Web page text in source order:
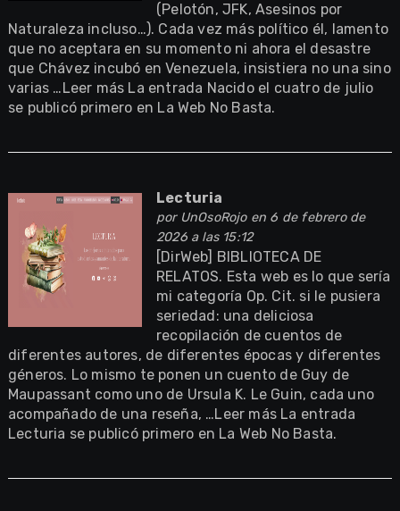
(Pelotón, JFK, Asesinos por
Naturaleza incluso…). Cada vez más político él, lamento
que no aceptara en su momento ni ahora el desastre
que Chávez incubó en Venezuela, insistiera no una sino
varias …Leer más La entrada Nacido el cuatro de julio
se publicó primero en La Web No Basta.
Lecturia
por UnOsoRojoen 6 de febrero de
2026 a las 15:12
[DirWeb] BIBLIOTECA DE
RELATOS. Esta web es lo que sería
mi categoría Op. Cit. si le pusiera
seriedad: una deliciosa
recopilación de cuentos de
diferentes autores, de diferentes épocas y diferentes
géneros. Lo mismo te ponen un cuento de Guy de
Maupassant como uno de Ursula K. Le Guin, cada uno
acompañado de una reseña, …Leer más La entrada
Lecturia se publicó primero en La Web No Basta.